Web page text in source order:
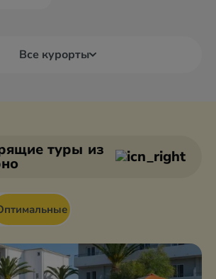
Все курорты
Волос
туры из